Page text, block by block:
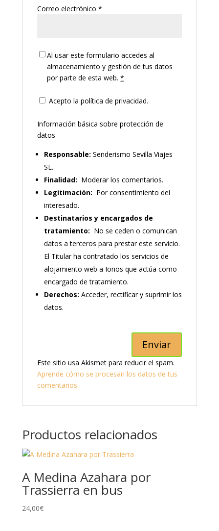
Correo electrónico *
Al usar este formulario accedes al
almacenamiento y gestión de tus datos
por parte de esta web. *
Acepto la política de privacidad.
Información básica sobre protección de
datos
Responsable: Senderismo Sevilla Viajes
SL.
Finalidad: Moderar los comentarios.
Legitimación: Por consentimiento del
interesado.
Destinatarios y encargados de
tratamiento: No se ceden o comunican
datos a terceros para prestar este servicio.
El Titular ha contratado los servicios de
alojamiento web a Ionos que actúa como
encargado de tratamiento.
Derechos: Acceder, rectificar y suprimir los
datos.
Este sitio usa Akismet para reducir el spam.
Aprende cómo se procesan los datos de tus
comentarios.
Productos relacionados
A Medina Azahara por
Trassierra en bus
24,00€